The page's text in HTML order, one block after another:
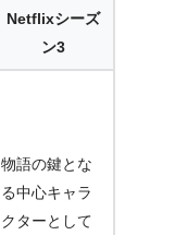
Netflixシーズ
ン3
物語の鍵とな
る中心キャラ
クターとして